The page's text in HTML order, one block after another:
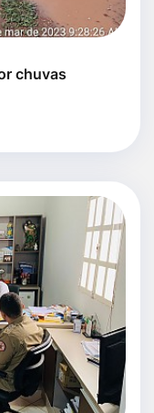
chuvas